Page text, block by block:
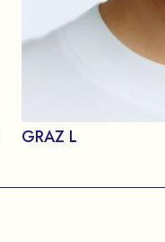
GRAZ L